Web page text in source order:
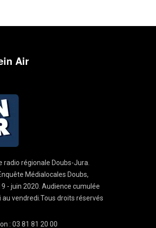
Air
radio régionale Doubs-Jura.
Médialocales Doubs,
- juin 2020. Audience cumulée
au vendredi.Tous droits réservés
: 03 81 81 20 00